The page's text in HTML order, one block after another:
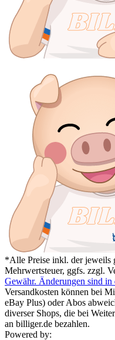
*Alle Preise inkl. der jeweils
Mehrwertsteuer, ggfs. zzgl.
Gewähr. Änderungen sind
Versandkosten können bei
eBay Plus) oder Abos
diverser Shops, die bei
an billiger.de bezahlen.
Powered by: